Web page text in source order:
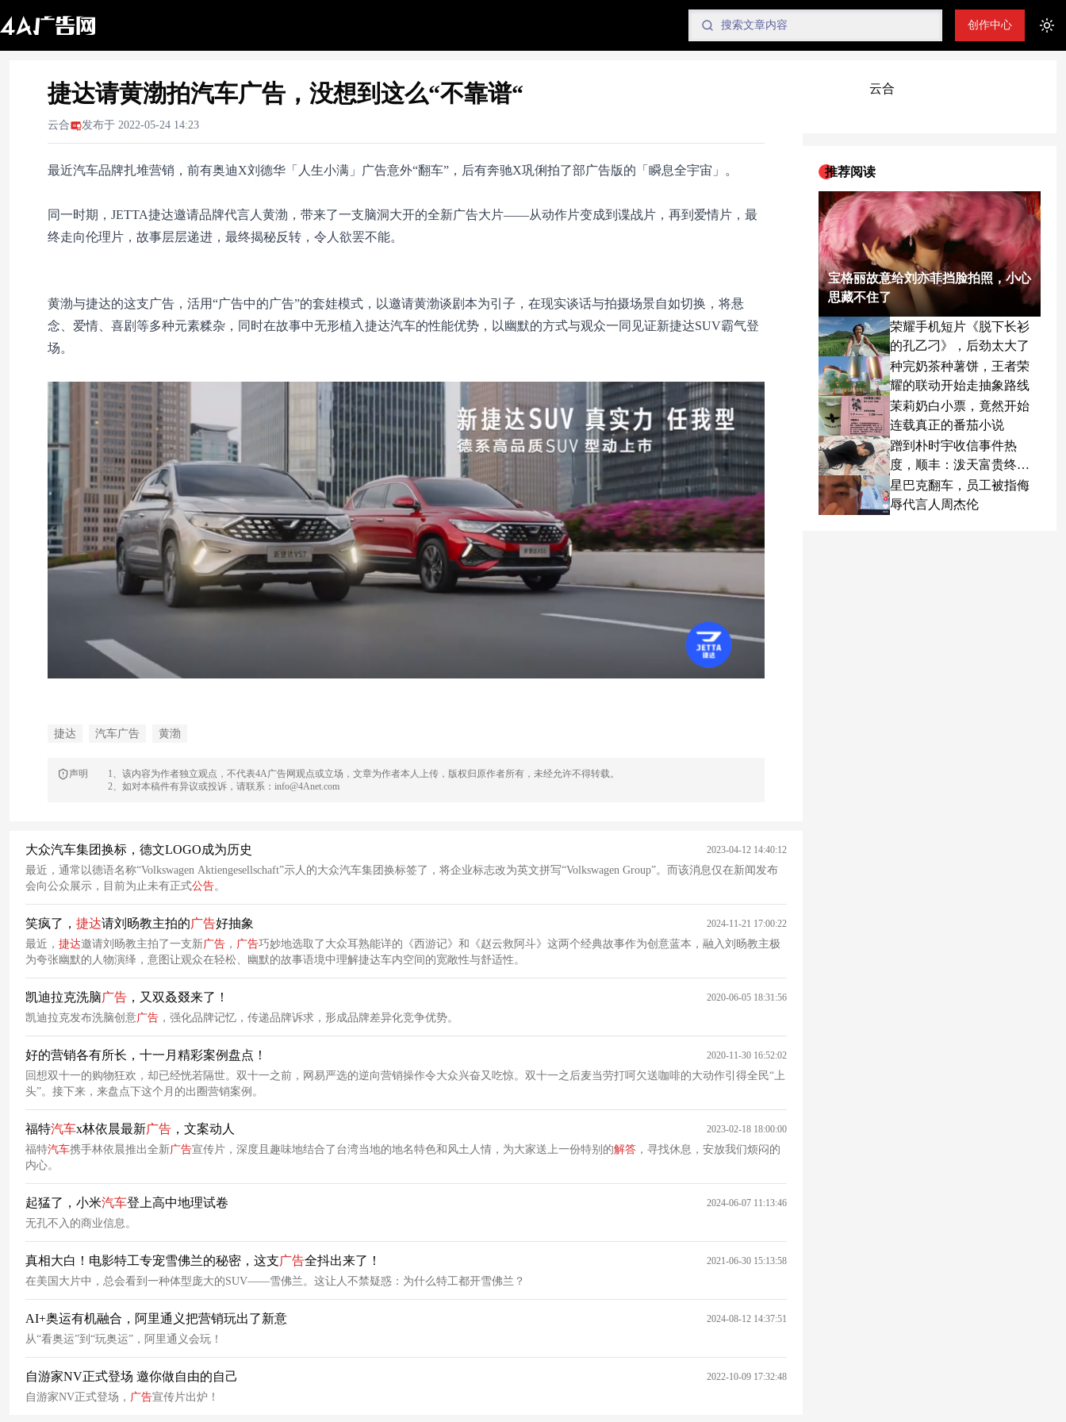
创作中心
捷达请黄渤拍汽车广告，没想到这么“不靠谱“
云合 发布于 2022-05-24 14:23
最近汽车品牌扎堆营销，前有奥迪X刘德华「人生小满」广告意外“翻车”，后有奔驰X巩俐拍了部广告版的「瞬息全宇宙」。
同一时期，JETTA捷达邀请品牌代言人黄渤，带来了一支脑洞大开的全新广告大片——从动作片变成到谍战片，再到爱情片，最
终走向伦理片，故事层层递进，最终揭秘反转，令人欲罢不能。
黄渤与捷达的这支广告，活用“广告中的广告”的套娃模式，以邀请黄渤谈剧本为引子，在现实谈话与拍摄场景自如切换，将悬
念、爱情、喜剧等多种元素糅杂，同时在故事中无形植入捷达汽车的性能优势，以幽默的方式与观众一同见证新捷达SUV霸气登
场。
捷达 汽车广告 黄渤
声明
1、该内容为作者独立观点，不代表4A广告网观点或立场，文章为作者本人上传，版权归原作者所有，未经允许不得转载。
2、如对本稿件有异议或投诉，请联系：info@4Anet.com
大众汽车集团换标，德文LOGO成为历史 2023-04-12 14:40:12
最近，通常以德语名称“Volkswagen Aktiengesellschaft”示人的大众汽车集团换标签了，将企业标志改为英文拼写“Volkswagen Group”。而该消息仅在新闻发布
会向公众展示，目前为止未有正式公告。
笑疯了， 捷达请刘旸教主拍的广告好抽象 2024-11-21 17:00:22
最近， 捷达邀请刘旸教主拍了一支新广告 ， 广告巧妙地选取了大众耳熟能详的《西游记》和《赵云救阿斗》这两个经典故事作为创意蓝本，融入刘旸教主极
为夸张幽默的人物演绎，意图让观众在轻松、幽默的故事语境中理解捷达车内空间的宽敞性与舒适性。
凯迪拉克洗脑广告 ，又双叒叕来了！ 2020-06-05 18:31:56
凯迪拉克发布洗脑创意广告 ，强化品牌记忆，传递品牌诉求，形成品牌差异化竞争优势。
好的营销各有所长，十一月精彩案例盘点！ 2020-11-30 16:52:02
回想双十一的购物狂欢，却已经恍若隔世。双十一之前，网易严选的逆向营销操作令大众兴奋又吃惊。双十一之后麦当劳打呵欠送咖啡的大动作引得全民“上
头”。接下来，来盘点下这个月的出圈营销案例。
福特汽车x林依晨最新广告 ，文案动人 2023-02-18 18:00:00
福特汽车携手林依晨推出全新广告宣传片，深度且趣味地结合了台湾当地的地名特色和风土人情，为大家送上一份特别的解答 ，寻找休息，安放我们烦闷的
内心。
起猛了，小米汽车登上高中地理试卷 2024-06-07 11:13:46
无孔不入的商业信息。
真相大白！电影特工专宠雪佛兰的秘密，这支广告全抖出来了！ 2021-06-30 15:13:58
在美国大片中，总会看到一种体型庞大的SUV——雪佛兰。这让人不禁疑惑：为什么特工都开雪佛兰？
AI+奥运有机融合，阿里通义把营销玩出了新意 2024-08-12 14:37:51
从“看奥运”到“玩奥运”，阿里通义会玩！
自游家NV正式登场 邀你做自由的自己 2022-10-09 17:32:48
自游家NV正式登场， 广告宣传片出炉！
云合
推荐阅读
宝格丽故意给刘亦菲挡脸拍照，小心
思藏不住了
荣耀手机短片《脱下长衫
的孔乙刁》，后劲太大了
种完奶茶种薯饼，王者荣
耀的联动开始走抽象路线
茉莉奶白小票，竟然开始
连载真正的番茄小说
蹭到朴时宇收信事件热
度，顺丰：泼天富贵终于
轮到我了
星巴克翻车，员工被指侮
辱代言人周杰伦